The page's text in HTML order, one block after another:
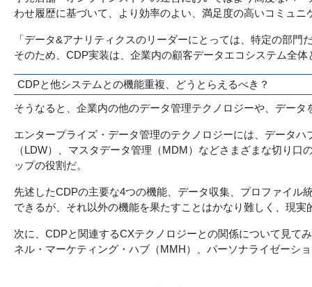
わせ履歴に基づいて、より効率のよい、満足度の高いコミュニ
「データ&アナリティクスのリーダーにとっては、特定の部
そのため、CDP実装は、企業内の顧客データエコシステム全
CDPと他システムとの機能重複、どうとらえるべき？
そうなると、企業内の他のデータ管理テクノロジーや、デー
エンタープライズ・データ管理のテクノロジーには、データ
（LDW）、マスタデータ管理（MDM）などさまざまな切り
ップの役割だ。
先述したCDPの主要な4つの機能、データ収集、プロファイ
できるが、それ以外の機能を果たすことはかなり難しく、現実
次に、CDPと関連するCXテクノロジーとの関係について見て
ネル・マーケティング・ハブ（MMH）、パーソナライゼーシ